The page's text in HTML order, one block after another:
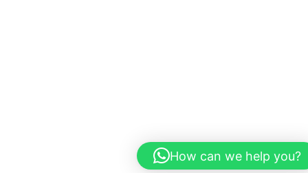
How can we help you?